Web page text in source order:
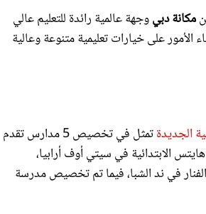
مكانة دبيوجهة عالمية رائدة للتعليم عالي
الأمور على خيارات تعليمية متنوعة وعالية
الجديدة
تمثل في تخصيص 5 مدارس تقدم
الابتدائية في سيتي أوف أرابيا،
في ند الشبا، فيما تم تخصيص مدرسة